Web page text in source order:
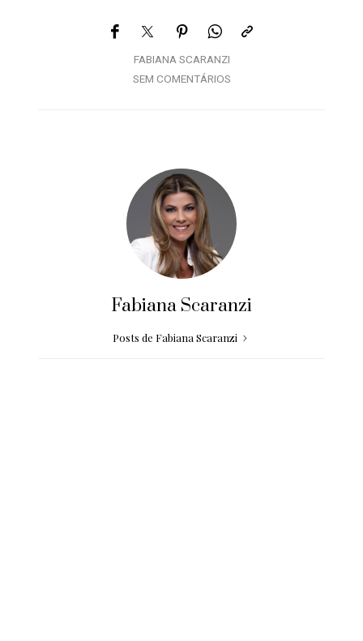
FABIANA SCARANZI
SEM COMENTÁRIOS
Fabiana Scaranzi
Posts de Fabiana Scaranzi